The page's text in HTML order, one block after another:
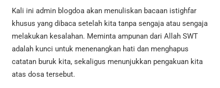
Kali ini admin blogdoa akan menuliskan bacaan istighfar
khusus yang dibaca setelah kita tanpa sengaja atau sengaja
melakukan kesalahan. Meminta ampunan dari Allah SWT
adalah kunci untuk menenangkan hati dan menghapus
catatan buruk kita, sekaligus menunjukkan pengakuan kita
atas dosa tersebut.